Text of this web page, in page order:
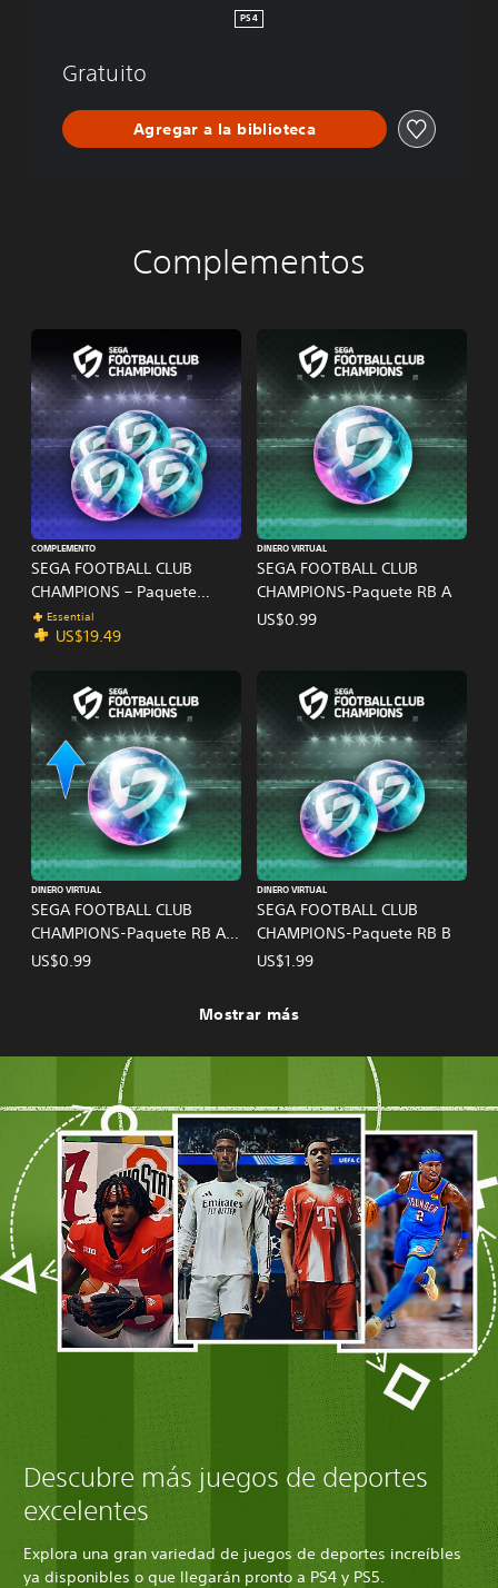
PS4
Gratuito
Agregar a la biblioteca
Complementos
SEGA FOOTBALL CLUB
CHAMPIONS – Paquete
exclusivo PlayStation®Plus
COMPLEMENTO
Essential
US$19.49
SEGA FOOTBALL CLUB
CHAMPIONS-Paquete RB A
DINERO VIRTUAL
US$0.99
SEGA FOOTBALL CLUB
CHAMPIONS-Paquete RB A
de una sola vez
DINERO VIRTUAL
US$0.99
SEGA FOOTBALL CLUB
CHAMPIONS-Paquete RB B
DINERO VIRTUAL
US$1.99
Mostrar más
Descubre más juegos de deportes
excelentes
Explora una gran variedad de juegos de deportes increíbles
ya disponibles o que llegarán pronto a PS4 y PS5.